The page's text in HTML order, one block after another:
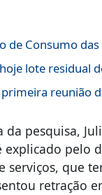
de Consumo
lote residual
reunião
da pesquisa,
explicado pelo
serviços, que
retração